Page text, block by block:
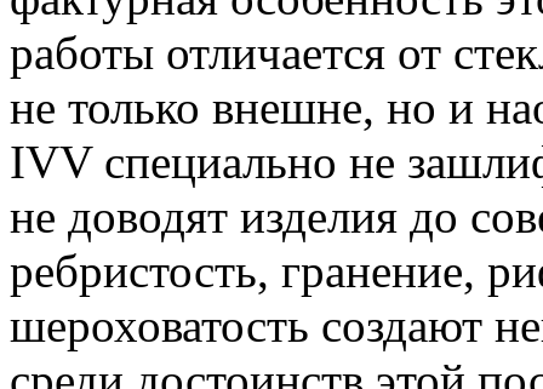
работы отличается от
не только внешне, но и
IVV специально не
не доводят изделия до
ребристость, гранение,
шероховатость создают